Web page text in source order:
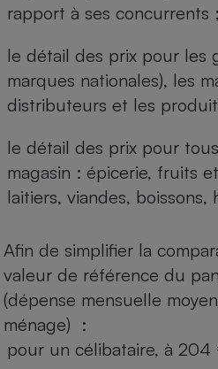
rapport à ses concurrents ;
le détail des prix pour les
marques nationales), les
distributeurs et les
le détail des prix pour
magasin : épicerie, fruits
laitiers, viandes, boissons,
Afin de simplifier la
valeur de référence du
(dépense mensuelle
ménage) :
pour un célibataire, à 204